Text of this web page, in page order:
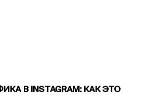
В INSTAGRAM: КАК ЭТО